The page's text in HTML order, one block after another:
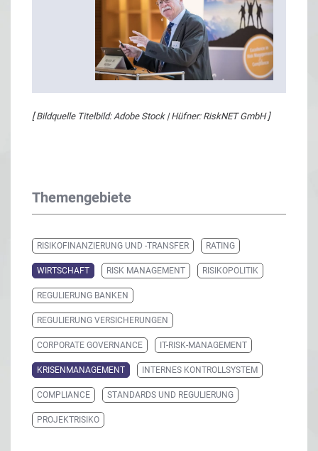
[ Bildquelle Titelbild: Adobe Stock | Hüfner: RiskNET GmbH ]
Themengebiete
RISIKOFINANZIERUNG UND -TRANSFER RATING
WIRTSCHAFT RISK MANAGEMENT RISIKOPOLITIK
REGULIERUNG BANKEN
REGULIERUNG VERSICHERUNGEN
CORPORATE GOVERNANCE IT-RISK-MANAGEMENT
KRISENMANAGEMENT INTERNES KONTROLLSYSTEM
COMPLIANCE STANDARDS UND REGULIERUNG
PROJEKTRISIKO